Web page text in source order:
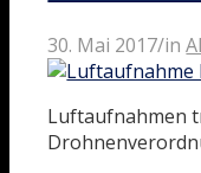
30. Mai 2017/in
Luftaufnahmen